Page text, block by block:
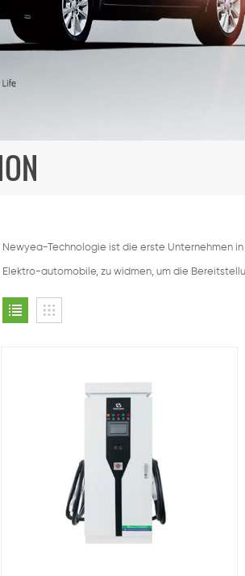
Newyea-Technologie ist die erste Unternehmen
Elektro-automobile, zu widmen, um die